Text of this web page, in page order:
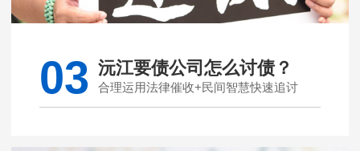
03 沅江要债公司怎么讨债？
合理运用法律催收+民间智慧快速追讨